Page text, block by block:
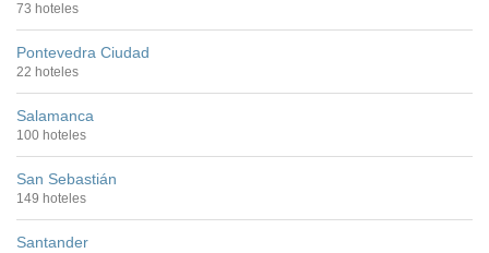
73 hoteles
Pontevedra Ciudad
22 hoteles
Salamanca
100 hoteles
San Sebastián
149 hoteles
Santander